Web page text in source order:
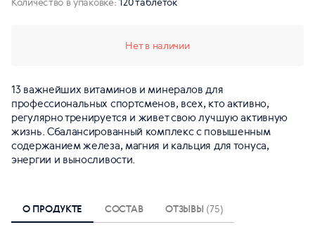
13 важнейших витаминов и минералов для
профессиональных спортсменов, всех, кто активно,
регулярно тренируется и живет свою лучшую активную
жизнь. Сбалансированный комплекс с повышенным
содержанием железа, магния и кальция для тонуса,
энергии и выносливости.
Нет в наличии
О ПРОДУКТЕ СОСТАВ ОТЗЫВЫ (75)